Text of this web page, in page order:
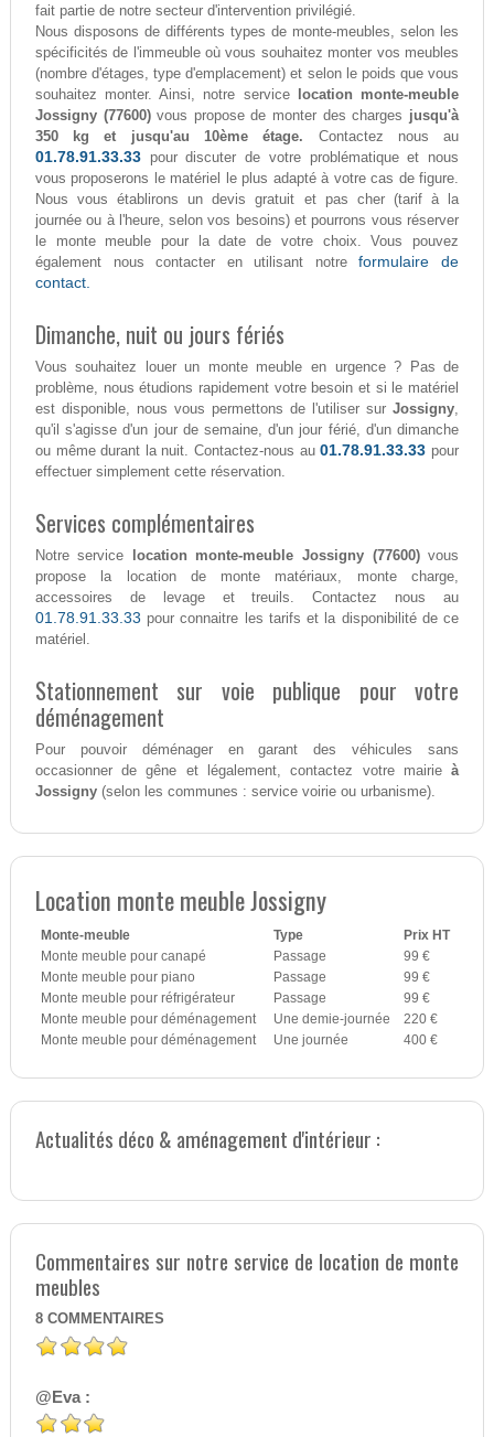
fait partie de notre secteur d'intervention privilégié.
Nous disposons de différents types de monte-meubles, selon les
spécificités de l'immeuble où vous souhaitez monter vos meubles
(nombre d'étages, type d'emplacement) et selon le poids que vous
souhaitez monter. Ainsi, notre service
location monte-meuble
Jossigny (77600)vous propose de monter des charges jusqu'à
350 kg et jusqu'au 10ème étage. Contactez nous au
01.78.91.33.33pour discuter de votre problématique et nous
vous proposerons le matériel le plus adapté à votre cas de figure.
Nous vous établirons un devis gratuit et pas cher (tarif à la
journée ou à l'heure, selon vos besoins) et pourrons vous réserver
le monte meuble pour la date de votre choix. Vous pouvez
également nous contacter en utilisant notreformulaire de
contact.
Dimanche, nuit ou jours fériés
Vous souhaitez louer un monte meuble en urgence ? Pas de
problème, nous étudions rapidement votre besoin et si le matériel
est disponible, nous vous permettons de l'utiliser surJossigny,
qu'il s'agisse d'un jour de semaine, d'un jour férié, d'un dimanche
ou même durant la nuit. Contactez-nous au01.78.91.33.33 pour
effectuer simplement cette réservation.
Services complémentaires
Notre service location monte-meuble Jossigny (77600)vous
propose la location de monte matériaux, monte charge,
accessoires de levage et treuils. Contactez nous au
01.78.91.33.33 pour connaitre les tarifs et la disponibilité de ce
matériel.
Stationnement sur voie publique pour votre
déménagement
Pour pouvoir déménager en garant des véhicules sans
occasionner de gêne et légalement, contactez votre mairieà
Jossigny(selon les communes : service voirie ou urbanisme).
Location monte meuble Jossigny
Monte-meuble Type
Prix HT
Monte meuble pour canapé
Passage
99 €
Monte meuble pour piano
Passage
99 €
Monte meuble pour réfrigérateur
Passage
99 €
Monte meuble pour déménagement
Une demie-journée
220 €
Monte meuble pour déménagement
Une journée 400 €
Actualités déco & aménagement d'intérieur :
Commentaires sur notre service de location de monte
meubles
8 COMMENTAIRES
@Eva :